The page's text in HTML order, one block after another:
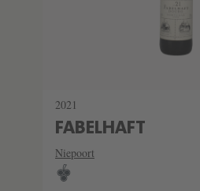
2021
FABELHAFT
Niepoort